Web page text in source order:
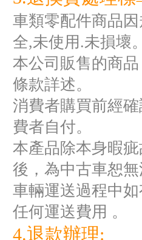
車類零配件商品
全,未使用.未損壞
本公司販售的商
條款詳述。
消費者購買前經
費者自付。
本產品除本身暇
後，為中古車恕
車輛運送過程中
任何運送費用 。
4.退款辦理: